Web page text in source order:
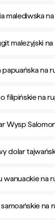
malediwska
malezyjski
na
filipińskie na
Wysp
dolar
wanuackie na
na